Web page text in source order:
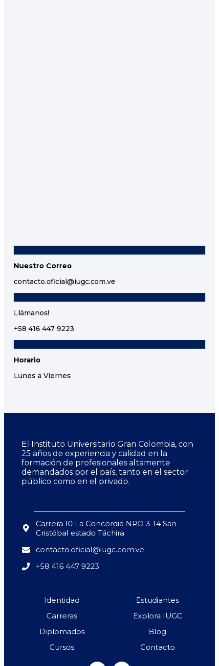
Nuestro Correo
contacto.oficial@iugc.com.ve
Llámanos!
+58 416 447 9223
Horario
Lunes a Viernes
El Instituto Universitario Gran Colombia, con
25 años de experiencia y calidad en la
formación de profesionales altamente
demandados por el país, tanto en el sector
público como en el privado.
Carrera 10 La Concordia NRO 3-14 San
Cristóbal estado Táchira
contacto.oficial@iugc.com.ve
+58 416 447 9223
Identidad
Carreras
Diplomados
Cursos
Estudiantes
Explora IUGC
Blog
Contacto